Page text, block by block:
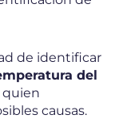
de identificar
del
quien
causas.